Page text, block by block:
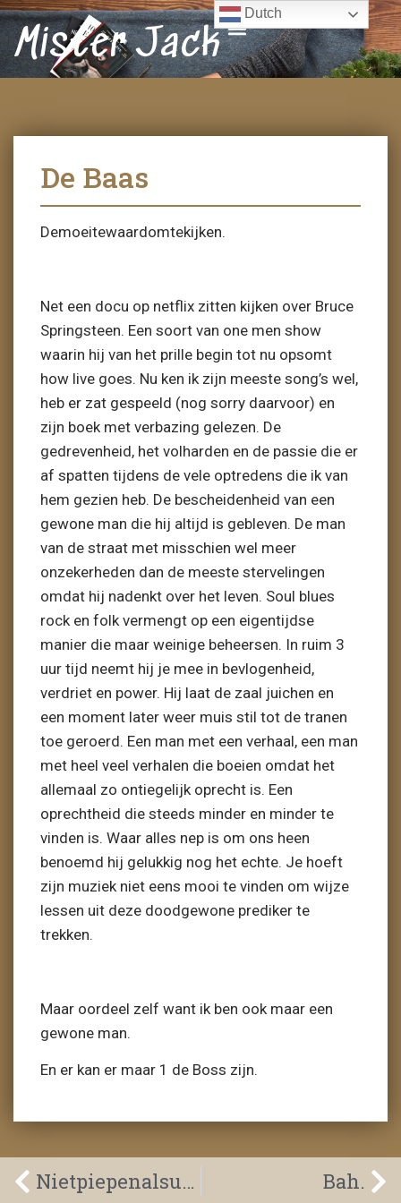
Mister Jack
De Baas
Demoeitewaardomtekijken.
Net een docu op netflix zitten kijken over Bruce
Springsteen. Een soort van one men show
waarin hij van het prille begin tot nu opsomt
how live goes. Nu ken ik zijn meeste song’s wel,
heb er zat gespeeld (nog sorry daarvoor) en
zijn boek met verbazing gelezen. De
gedrevenheid, het volharden en de passie die er
af spatten tijdens de vele optredens die ik van
hem gezien heb. De bescheidenheid van een
gewone man die hij altijd is gebleven. De man
van de straat met misschien wel meer
onzekerheden dan de meeste stervelingen
omdat hij nadenkt over het leven. Soul blues
rock en folk vermengt op een eigentijdse
manier die maar weinige beheersen. In ruim 3
uur tijd neemt hij je mee in bevlogenheid,
verdriet en power. Hij laat de zaal juichen en
een moment later weer muis stil tot de tranen
toe geroerd. Een man met een verhaal, een man
met heel veel verhalen die boeien omdat het
allemaal zo ontiegelijk oprecht is. Een
oprechtheid die steeds minder en minder te
vinden is. Waar alles nep is om ons heen
benoemd hij gelukkig nog het echte. Je hoeft
zijn muziek niet eens mooi te vinden om wijze
lessen uit deze doodgewone prediker te
trekken.
Maar oordeel zelf want ik ben ook maar een
gewone man.
En er kan er maar 1 de Boss zijn.
Nietpiepenalsutkraakt. Bah.
Dutch